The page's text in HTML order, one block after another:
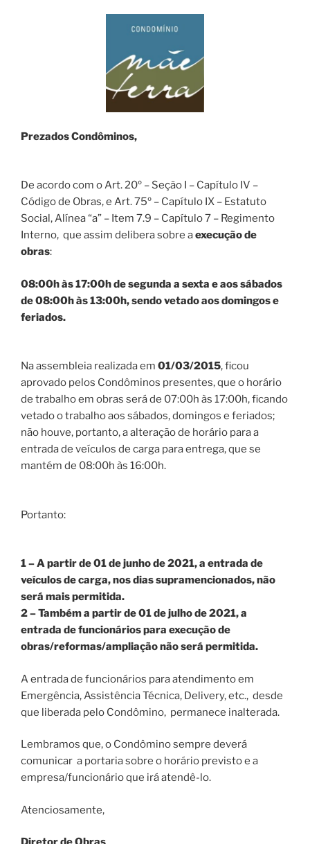
Prezados Condôminos,
De acordo com o Art. 20º – Seção I – Capítulo IV –
Código de Obras, e Art. 75º – Capítulo IX – Estatuto
Social, Alínea “a” – Item 7.9 – Capítulo 7 – Regimento
Interno, que assim delibera sobre aexecução de
obras:
08:00h às 17:00h de segunda a sexta e aos sábados
de 08:00h às 13:00h, sendo vetado aos domingos e
feriados.
Na assembleia realizada em 01/03/2015, ficou
aprovado pelos Condôminos presentes, que o horário
de trabalho em obras será de 07:00h às 17:00h, ficando
vetado o trabalho aos sábados, domingos e feriados;
não houve, portanto, a alteração de horário para a
entrada de veículos de carga para entrega, que se
mantém de 08:00h às 16:00h.
Portanto:
1 – A partir de 01 de junho de 2021, a entrada de
veículos de carga, nos dias supramencionados, não
será mais permitida.
2 – Também a partir de 01 de julho de 2021, a
entrada de funcionários para execução de
obras/reformas/ampliação não será permitida.
A entrada de funcionários para atendimento em
Emergência, Assistência Técnica, Delivery, etc., desde
que liberada pelo Condômino, permanece inalterada.
Lembramos que, o Condômino sempre deverá
comunicar a portaria sobre o horário previsto e a
empresa/funcionário que irá atendê-lo.
Atenciosamente,